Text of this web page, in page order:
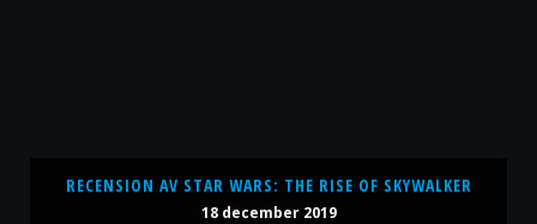
RECENSION AV STAR WARS: THE RISE OF SKYWALKER
18 december 2019